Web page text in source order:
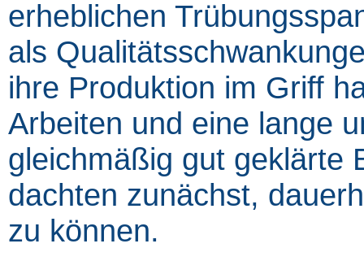
erheblichen
als
ihre Produktion im Griff
Arbeiten und eine lange
gleichmäßig gut geklärte
dachten zunächst,
zu können.